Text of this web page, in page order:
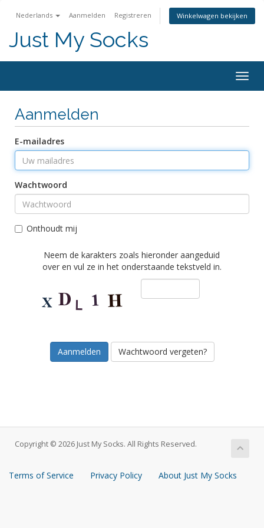
Nederlands Aanmelden Registreren Winkelwagen bekijken
Just My Socks
Aanmelden
E-mailadres
Wachtwoord
Onthoudt mij
Neem de karakters zoals hieronder aangeduid
over en vul ze in het onderstaande tekstveld in.
Wachtwoord vergeten?
Copyright © 2026 Just My Socks. All Rights Reserved.
Terms of Service Privacy Policy About Just My Socks